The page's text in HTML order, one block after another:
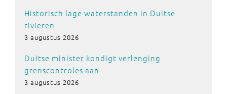
Historisch lage waterstanden in Duitse
rivieren
3 augustus 2026
Duitse minister kondigt verlenging
grenscontroles aan
3 augustus 2026